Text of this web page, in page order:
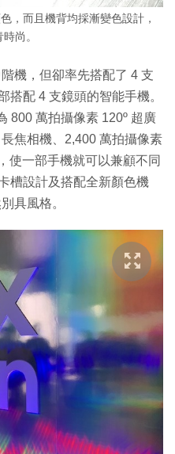
，而且機背均採漸變色設計，
尚。
機，但卻率先搭配了 4 支
搭配 4 支鏡頭的智能手機。
800 萬拍攝像素 120º 超廣
焦相機、2,400 萬拍攝像素
使一部手機就可以兼顧不同
槽設計及搭配全新顏色機
具風格。